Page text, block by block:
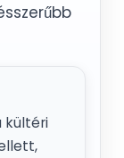
kültéri